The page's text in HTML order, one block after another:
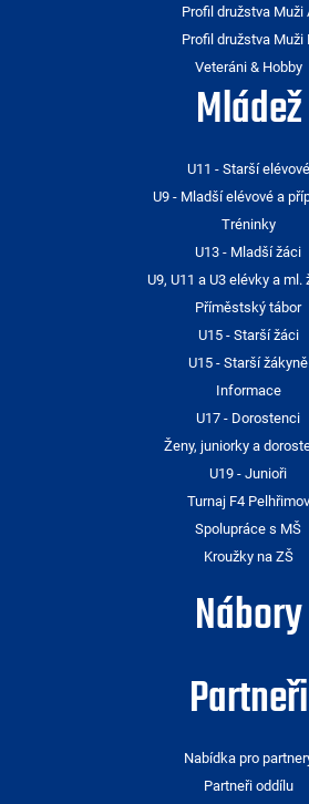
Profil družstva Muži
Profil družstva Muži
Veteráni & Hobby
Mládež
U11 - Starší elévové
U9 - Mladší elévové a
Tréninky
U13 - Mladší žáci
U9, U11 a U3 elévky a ml.
Příměstský tábor
U15 - Starší žáci
U15 - Starší žákyně
Informace
U17 - Dorostenci
Ženy, juniorky a
U19 - Junioři
Turnaj F4 Pelhřimov
Spolupráce s MŠ
Kroužky na ZŠ
Nábory
Partneři
Nabídka pro
Partneři oddílu